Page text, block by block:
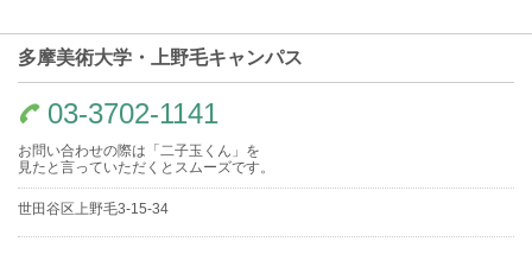
多摩美術大学・上野毛キャンパス
03-3702-1141
お問い合わせの際は「二子玉くん」を
見たと言っていただくとスムーズです。
世田谷区上野毛3-15-34